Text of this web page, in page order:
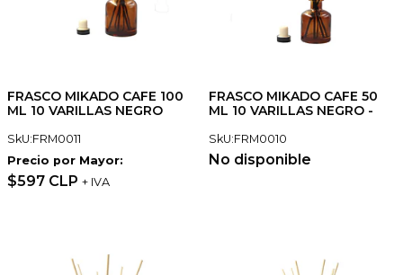
FRASCO MIKADO CAFE 100
ML 10 VARILLAS NEGRO
SkU:FRM0011
Precio por Mayor:
$597 CLP + IVA
FRASCO MIKADO CAFE 50
ML 10 VARILLAS NEGRO -
SkU:FRM0010
No disponible